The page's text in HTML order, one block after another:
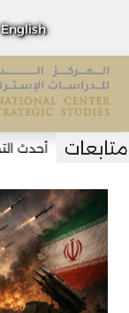
English
أحدث